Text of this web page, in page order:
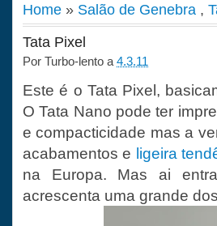
Home » Salão de Genebra ,
Tata Pixel
Por Turbo-lento a 4.3.11
Este é o Tata Pixel,
O Tata Nano pode ter
e compacticidade mas a
acabamentos e ligeira
na Europa. Mas ai
acrescenta uma grande